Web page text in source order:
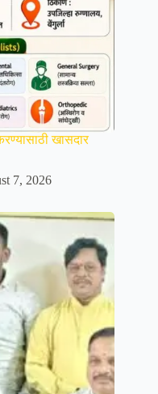
खासदार
7, 2026